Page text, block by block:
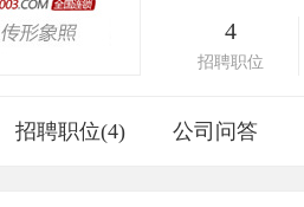
4
招聘职位
招聘职位(4) 公司问答